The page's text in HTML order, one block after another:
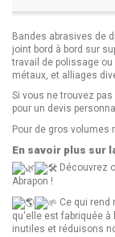
Bandes abrasives de
joint bord à bord sur
travail de polissage ou
métaux, et alliages
Si vous ne trouvez
pour un devis
Pour de gros volumes
En savoir plus sur
Découvrez
Abrapon !
Ce qui rend
qu'elle est fabriquée
inutiles et réduisons